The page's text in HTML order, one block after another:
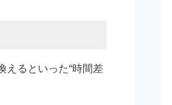
えるといった“時間差